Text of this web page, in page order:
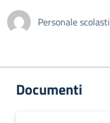
Personale
Documenti